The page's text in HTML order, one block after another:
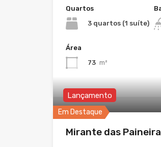
Quartos
3 quartos (1 suíte)
Área
73 m²
Em Destaque
Lançamento
Mirante das